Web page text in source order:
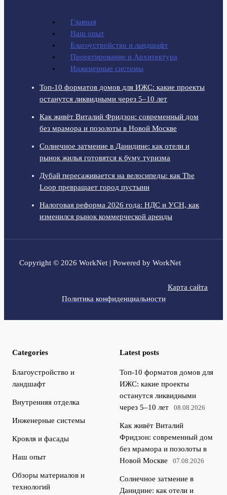
Главная
Наш опыт
Благоустройство и ландшафт
Проектирование и Архитектура
Инженерные системы
Топ-10 форматов домов для ИЖС: какие проекты
останутся ликвидными через 5–10 лет
Как живёт Виталий Фридзон: современный дом
без мрамора и позолоты в Новой Москве
Солнечное затмение в Данидине: как отели и
рынок жилья готовятся к буму туризма
Дубай пересаживается на велосипеды: как The
Loop превращает город пустыни
Налоговая реформа 2026 года: НДС и УСН, как
изменился рынок коммерческой аренды
Copyright © 2026 WorkNet | Powered by WorkNet
Карта сайта
Политика конфиденциальности
Categories
Благоустройство и
ландшафт
Внутренняя отделка
Инженерные системы
Кровля и фасады
Наш опыт
Обзоры материалов и
технологий
Latest posts
Топ-10 форматов домов для
ИЖС: какие проекты
останутся ликвидными
через 5–10 лет
08.08.2026
Как живёт Виталий
Фридзон: современный дом
без мрамора и позолоты в
Новой Москве
07.08.2026
Солнечное затмение в
Данидине: как отели и